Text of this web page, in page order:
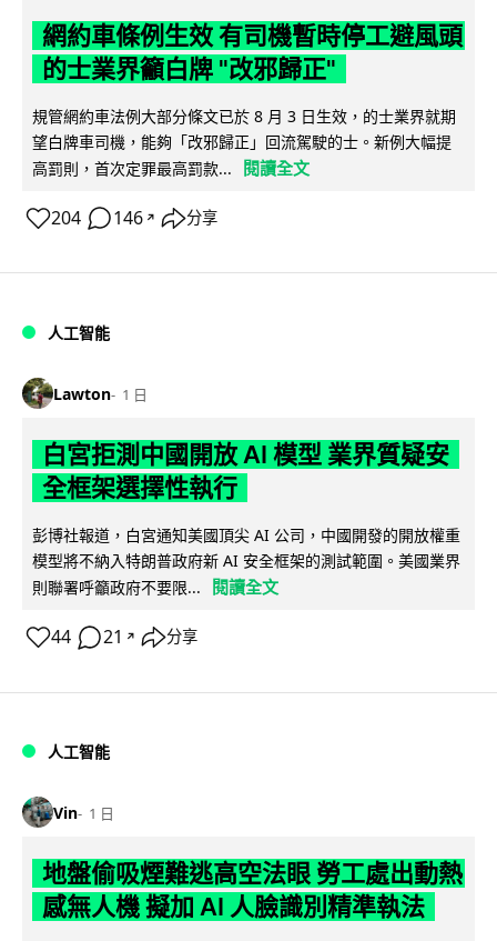
網約車條例生效 有司機暫時停工避風頭
的士業界籲白牌 "改邪歸正"
規管網約車法例大部分條文已於 8 月 3 日生效，的士業界就期
望白牌車司機，能夠「改邪歸正」回流駕駛的士。新例大幅提
高罰則，首次定罪最高罰款...
閱讀全文
204 146 ↗ 分享
人工智能
Lawton 1 日
白宮拒測中國開放 AI 模型 業界質疑安
全框架選擇性執行
彭博社報道，白宮通知美國頂尖 AI 公司，中國開發的開放權重
模型將不納入特朗普政府新 AI 安全框架的測試範圍。美國業界
則聯署呼籲政府不要限...
閱讀全文
44 21 ↗ 分享
人工智能
Vin 1 日
地盤偷吸煙難逃高空法眼 勞工處出動熱
感無人機 擬加 AI 人臉識別精準執法